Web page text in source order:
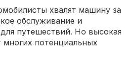
хвалят машину за
обслуживание и
путешествий. Но высокая
многих потенциальных